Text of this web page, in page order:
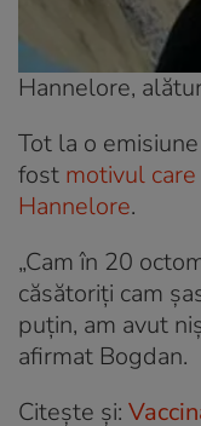
Hannelore,
Tot la o
fost motivul
Hannelore.
„Cam în 20
căsătoriți cam
puțin, am avut
afirmat Bogdan.
Citește și: